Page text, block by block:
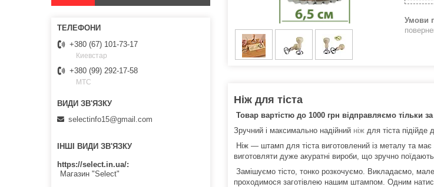
Ніж для тіста
Товар вартістю до 1000 грн відправляємо тільки
Зручний і максимально надійний ніж для тіста
Ніж — штамп для тіста виготовлений із металу та
виготовляти дуже акуратні вироби, що зручно
Замішуємо тісто, тонко розкочуємо. Викладаємо,
проходимося заготівлею нашим штампом. Одним
+380 (67) 101-73-17
Киевстар
+380 (99) 292-17-58
МТС
selectinfo15@gmail.com
ІНШІ ВИДИ ЗВ'ЯЗКУ
https://select.in.ua/
Магазин "Select"